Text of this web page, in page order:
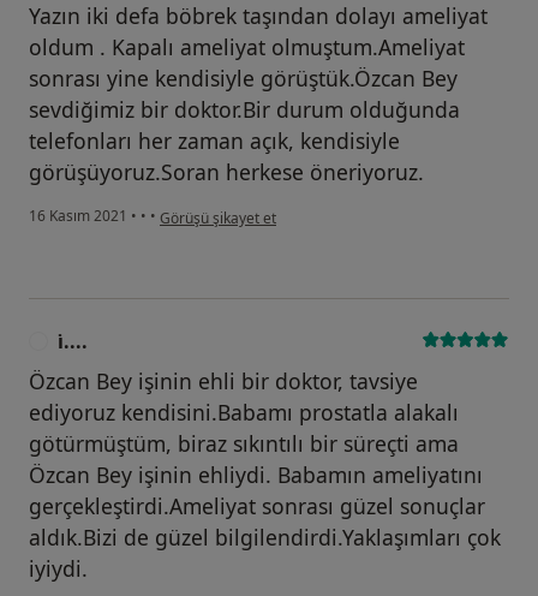
Yazın iki defa böbrek taşından dolayı ameliyat
oldum . Kapalı ameliyat olmuştum.Ameliyat
sonrası yine kendisiyle görüştük.Özcan Bey
sevdiğimiz bir doktor.Bir durum olduğunda
telefonları her zaman açık, kendisiyle
görüşüyoruz.Soran herkese öneriyoruz.
16 Kasım 2021 • • • kullanıcının görüşüne göre h.....
Görüşü şikayet et
i̇....
Özcan Bey işinin ehli bir doktor, tavsiye
ediyoruz kendisini.Babamı prostatla alakalı
götürmüştüm, biraz sıkıntılı bir süreçti ama
Özcan Bey işinin ehliydi. Babamın ameliyatını
gerçekleştirdi.Ameliyat sonrası güzel sonuçlar
aldık.Bizi de güzel bilgilendirdi.Yaklaşımları çok
iyiydi.